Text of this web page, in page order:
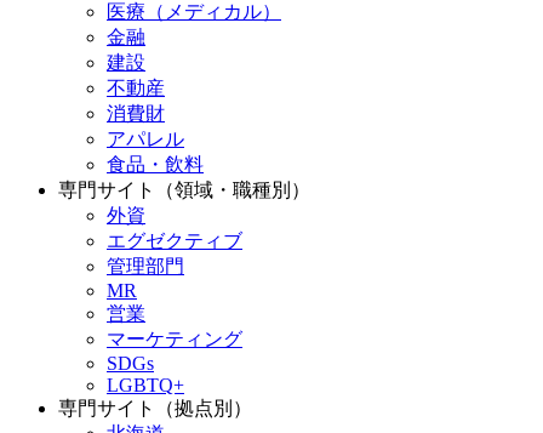
医療（メディカル）
金融
建設
不動産
消費財
アパレル
食品・飲料
専門サイト（領域・職種別）
外資
エグゼクティブ
管理部門
MR
営業
マーケティング
SDGs
LGBTQ+
専門サイト（拠点別）